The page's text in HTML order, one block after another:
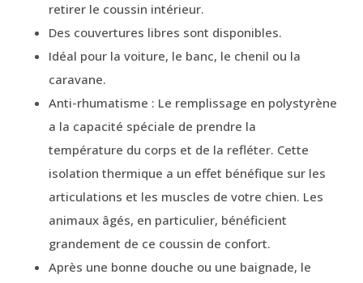
retirer le coussin intérieur.
Des couvertures libres sont disponibles.
Idéal pour la voiture, le banc, le chenil ou la
caravane.
Anti-rhumatisme : Le remplissage en polystyrène
a la capacité spéciale de prendre la
température du corps et de la refléter. Cette
isolation thermique a un effet bénéfique sur les
articulations et les muscles de votre chien. Les
animaux âgés, en particulier, bénéficient
grandement de ce coussin de confort.
Après une bonne douche ou une baignade, le